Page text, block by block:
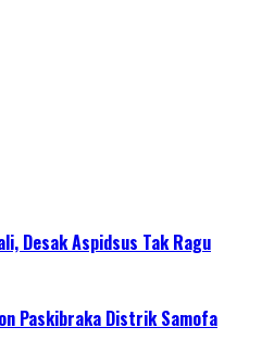
Desak Aspidsus Tak Ragu
Paskibraka Distrik Samofa